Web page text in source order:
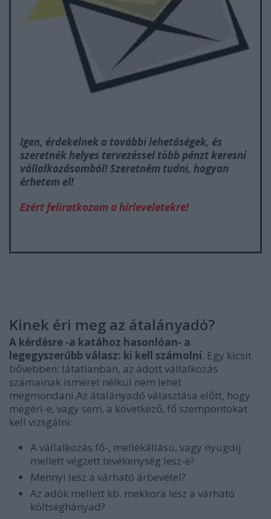
Igen, érdekelnek a további lehetőségek, és
szeretnék helyes tervezéssel több pénzt keresni
vállalkozásomból! Szeretném tudni, hogyan
érhetem el!
Ezért feliratkozom a hírleveletekre!
Kinek éri meg az átalányadó?
A kérdésre -a katához hasonlóan- a
legegyszerűbb válasz: ki kell számolni. Egy kicsit
bővebben: látatlanban, az adott vállalkozás
számainak ismeret nélkül nem lehet
megmondani.Az átalányadó választása előtt, hogy
megéri-e, vagy sem, a következő, fő szempontokat
kell vizsgálni:
A vállalkozás fő-, mellékállású, vagy nyugdíj
mellett végzett tevékenység lesz-e?
Mennyi lesz a várható árbevétel?
Az adók mellett kb. mekkora lesz a várható
költséghányad?